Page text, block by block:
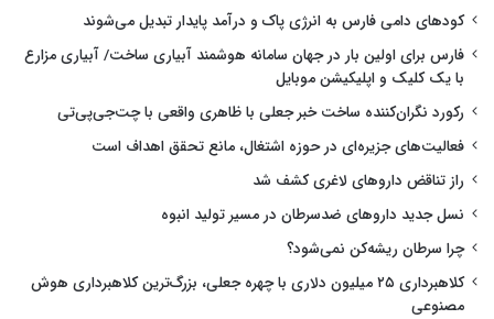
کودهای دامی فارس به انرژی پاک و درآمد پایدار تبدیل می‌شوند
فارس برای اولین بار در جهان سامانه هوشمند آبیاری ساخت/ آبیاری مزارع
با یک کلیک و اپلیکیشن موبایل
رکورد نگران‌کننده ساخت خبر جعلی با ظاهری واقعی با چت‌جی‌پی‌تی
فعالیت‌های جزیره‌ای در حوزه اشتغال، مانع تحقق اهداف است
راز تناقض داروهای لاغری کشف شد
نسل جدید داروهای ضدسرطان در مسیر تولید انبوه
چرا سرطان ریشه‌کن نمی‌شود؟
کلاهبرداری ۲۵ میلیون دلاری با چهره جعلی، بزرگ‌ترین کلاهبرداری هوش
مصنوعی